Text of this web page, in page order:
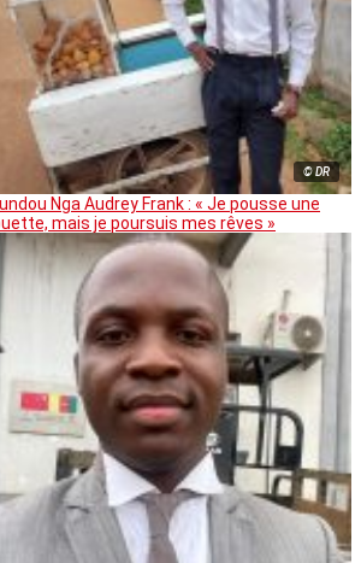
© DR
Nga Audrey Frank : « Je pousse une
mais je poursuis mes rêves »